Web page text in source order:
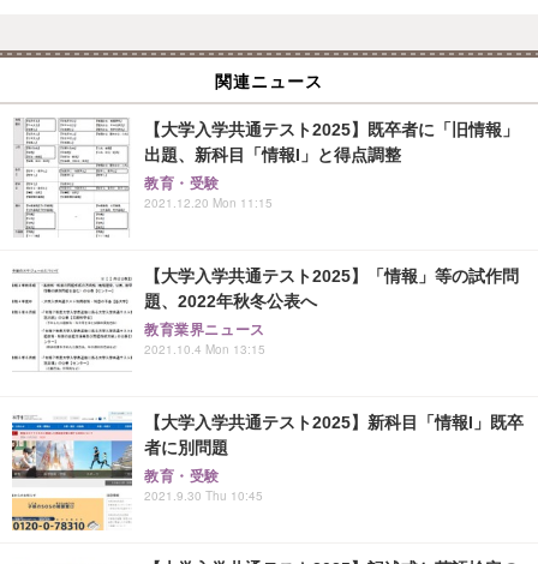
関連ニュース
【大学入学共通テスト2025】既卒者に「旧情報」
出題、新科目「情報I」と得点調整
教育・受験
2021.12.20 Mon 11:15
【大学入学共通テスト2025】「情報」等の試作問
題、2022年秋冬公表へ
教育業界ニュース
2021.10.4 Mon 13:15
【大学入学共通テスト2025】新科目「情報I」既卒
者に別問題
教育・受験
2021.9.30 Thu 10:45